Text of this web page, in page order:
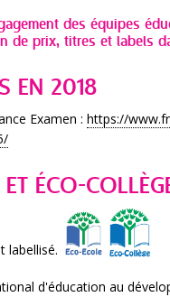
des équipes
de prix, titres et labels
EN 2018
Examen : https://
ÉCO-
labellisé.
d'éducation au